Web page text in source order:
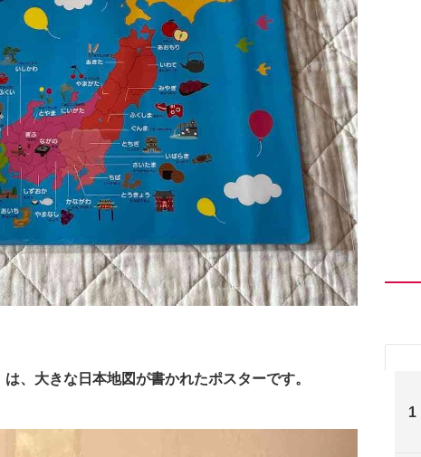
、大きな日本地図が書かれたポスターです。
1